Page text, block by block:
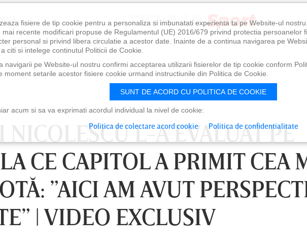
NICOLESCU L-A EVALUAT PE
CE CAPITOL A PRIMIT CEA
”AICI AM AVUT
| VIDEO EXCLUSIV
LUNI 10 AUG, 21:30 VINERI 07 AUG, 21:00
fisiere de tip cookie pentru a personaliza si imbunatati experienta ta pe Website-ul
mai recente modificari propuse de Regulamentul (UE) 2016/679 privind protectia persoanelor
personal si privind libera circulatie a acestor date. Inainte de a continua navigarea pe
citi si intelege continutul Politicii de Cookie.
navigarii pe Website-ul nostru confirmi acceptarea utilizarii fisierelor de tip cookie conform
moment setarile acestor fisiere cookie urmand instructiunile din Politica de Cookie.
SUNT DE ACORD CU POLITICA DE COOKIE
acum si sa va exprimati acordul individual la nivel de cookie:
Politica de colectare acord cookie Politica de confidentialitate